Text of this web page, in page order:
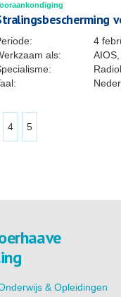
4
als:
4 5
& Opleidingen